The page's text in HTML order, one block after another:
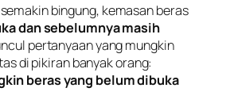
bingung, kemasan beras
dan sebelumnya masih
pertanyaan yang mungkin
di pikiran banyak orang:
beras yang belum dibuka